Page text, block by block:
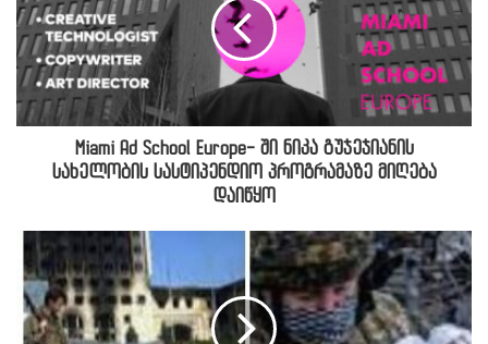
Miami Ad School Europe- ში ნიკა გუჯეჯიანის
სახელობის სასტიპენდიო პროგრამაზე მიღება
დაიწყო